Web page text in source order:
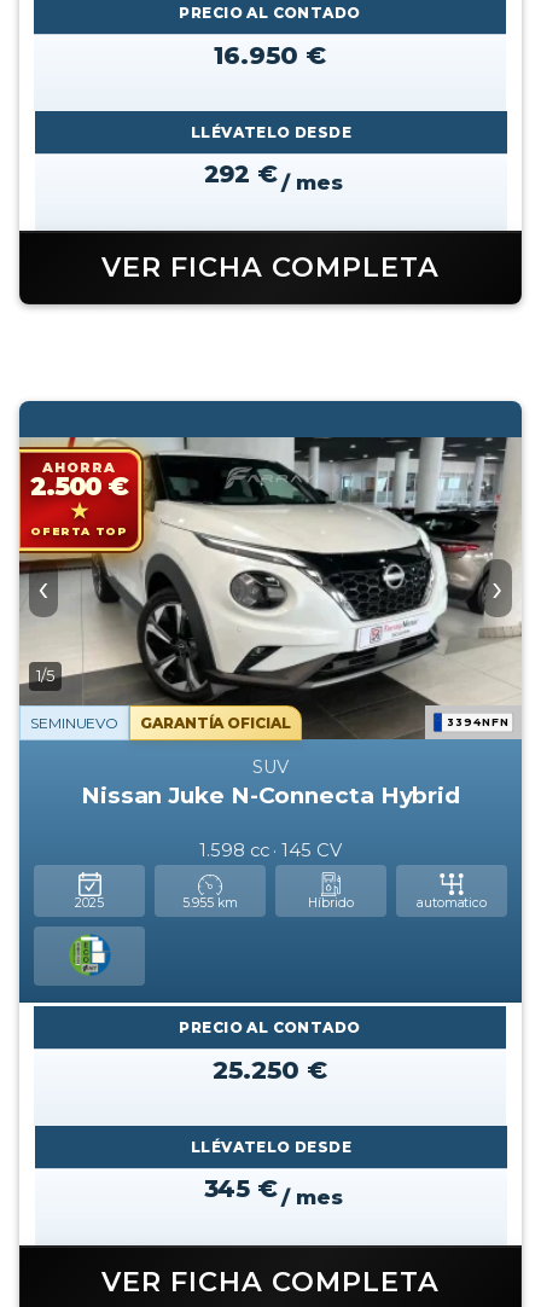
PRECIO AL CONTADO
16.950 €
LLÉVATELO DESDE
292 €/ mes
VER FICHA COMPLETA
‹ ›
AHORRA
2.500 €
OFERTA TOP
1/5
SEMINUEVO GARANTÍA OFICIAL 3394NFN
SUV
Nissan Juke N-Connecta Hybrid
1.598 cc · 145 CV
2025 5.955 km Híbrido automatico
PRECIO AL CONTADO
25.250 €
LLÉVATELO DESDE
345 €/ mes
VER FICHA COMPLETA